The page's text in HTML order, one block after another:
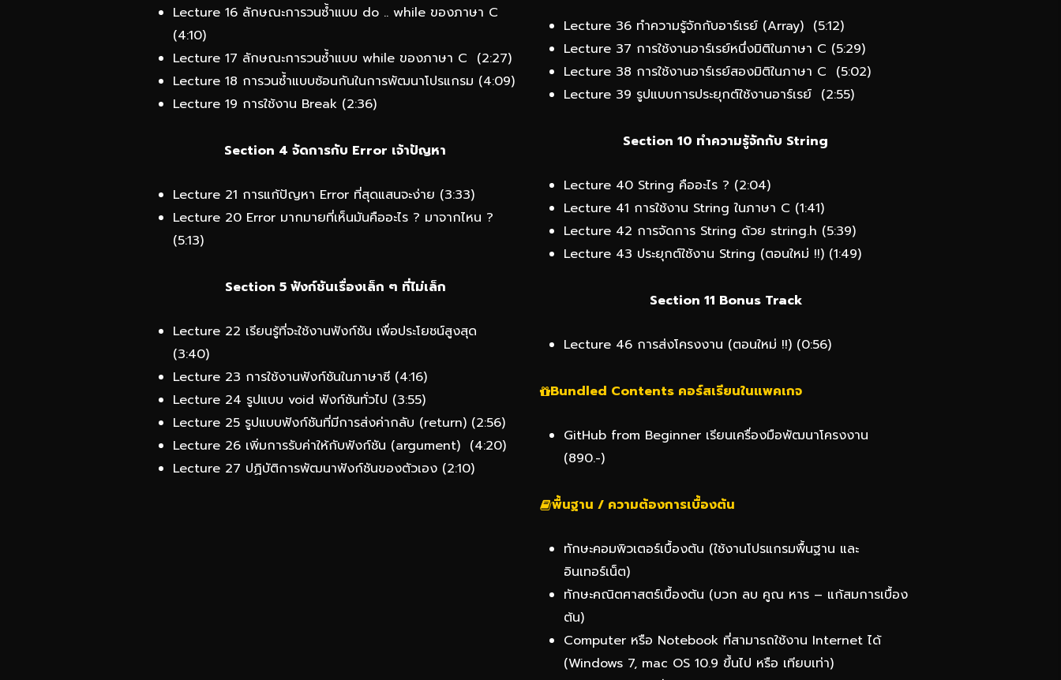
Lecture 16 ลักษณะการวนซ้ำแบบ do .. while ของภาษา C
(4:10)
Lecture 17 ลักษณะการวนซ้ำแบบ while ของภาษา C (2:27)
Lecture 18 การวนซ้ำแบบซ้อนกันในการพัฒนาโปรแกรม (4:09)
Lecture 19 การใช้งาน Break (2:36)
Section 4 จัดการกับ Error เจ้าปัญหา
Lecture 21 การแก้ปัญหา Error ที่สุดแสนจะง่าย (3:33)
Lecture 20 Error มากมายที่เห็นมันคืออะไร ? มาจากไหน ?
(5:13)
Section 5 ฟังก์ชันเรื่องเล็ก ๆ ที่ไม่เล็ก
Lecture 22 เรียนรู้ที่จะใช้งานฟังก์ชัน เพื่อประโยชน์สูงสุด
(3:40)
Lecture 23 การใช้งานฟังก์ชันในภาษาซี (4:16)
Lecture 24 รูปแบบ void ฟังก์ชันทั่วไป (3:55)
Lecture 25 รูปแบบฟังก์ชันที่มีการส่งค่ากลับ (return) (2:56)
Lecture 26 เพิ่มการรับค่าให้กับฟังก์ชัน (argument) (4:20)
Lecture 27 ปฏิบัติการพัฒนาฟังก์ชันของตัวเอง (2:10)
Lecture 36 ทำความรู้จักกับอาร์เรย์ (Array) (5:12)
Lecture 37 การใช้งานอาร์เรย์หนึ่งมิติในภาษา C (5:29)
Lecture 38 การใช้งานอาร์เรย์สองมิติในภาษา C (5:02)
Lecture 39 รูปแบบการประยุกต์ใช้งานอาร์เรย์ (2:55)
Section 10 ทำความรู้จักกับ String
Lecture 40 String คืออะไร ? (2:04)
Lecture 41 การใช้งาน String ในภาษา C (1:41)
Lecture 42 การจัดการ String ด้วย string.h (5:39)
Lecture 43 ประยุกต์ใช้งาน String (ตอนใหม่ !!) (1:49)
Section 11 Bonus Track
Lecture 46 การส่งโครงงาน (ตอนใหม่ !!) (0:56)
Bundled Contentsคอร์สเรียนในแพคเกจ
GitHub from Beginner เรียนเครื่องมือพัฒนาโครงงาน
(890.-)
พื้นฐาน / ความต้องการเบื้องต้น
ทักษะคอมพิวเตอร์เบื้องต้น (ใช้งานโปรแกรมพื้นฐาน และ
อินเทอร์เน็ต)
ทักษะคณิตศาสตร์เบื้องต้น (บวก ลบ คูณ หาร – แก้สมการเบื้อง
ต้น)
Computer หรือ Notebook ที่สามารถใช้งาน Internet ได้
(Windows 7, mac OS 10.9 ขึ้นไป หรือ เทียบเท่า)